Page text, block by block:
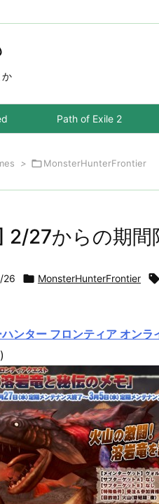
か
Path of Exile 2
> MonsterHunterFrontier
2/27からの期間
26  MonsterHunterFrontier 
ンター フロンティア オン